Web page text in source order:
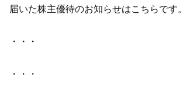
届いた株主優待のお知らせはこちらです。
・・・
・・・